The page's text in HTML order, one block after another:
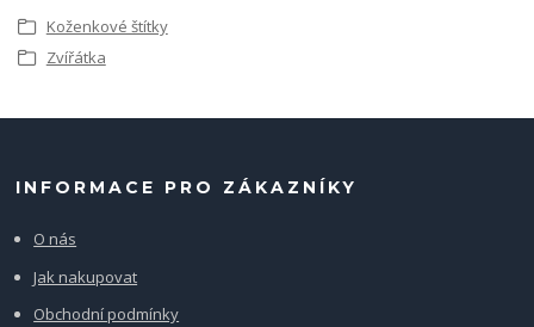
Koženkové štítky
Zvířátka
INFORMACE PRO ZÁKAZNÍKY
O nás
Jak nakupovat
Obchodní podmínky